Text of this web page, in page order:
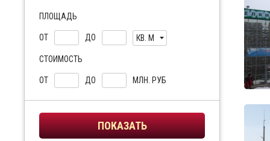
ПЛОЩАДЬ
ОТ ДО КВ. М
СТОИМОСТЬ
ОТ ДО МЛН. РУБ